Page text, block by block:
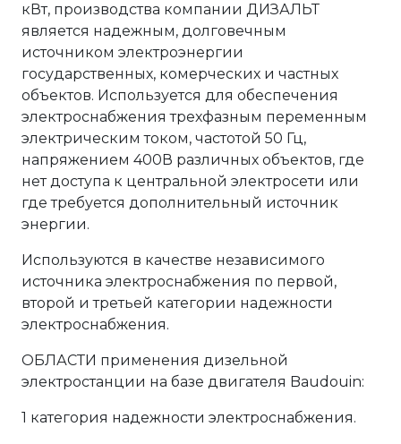
кВт, производства компании ДИЗАЛЬТ
является надежным, долговечным
источником электроэнергии
государственных, комерческих и частных
объектов. Используется для обеспечения
электроснабжения трехфазным переменным
электрическим током, частотой 50 Гц,
напряжением 400В различных объектов, где
нет доступа к центральной электросети или
где требуется дополнительный источник
энергии.
Используются в качестве независимого
источника электроснабжения по первой,
второй и третьей категории надежности
электроснабжения.
ОБЛАСТИ применения дизельной
электростанции на базе двигателя Baudouin:
1 категория надежности электроснабжения.